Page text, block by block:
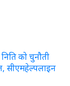
निति को चुनौती
सीएमहेल्पलाइन